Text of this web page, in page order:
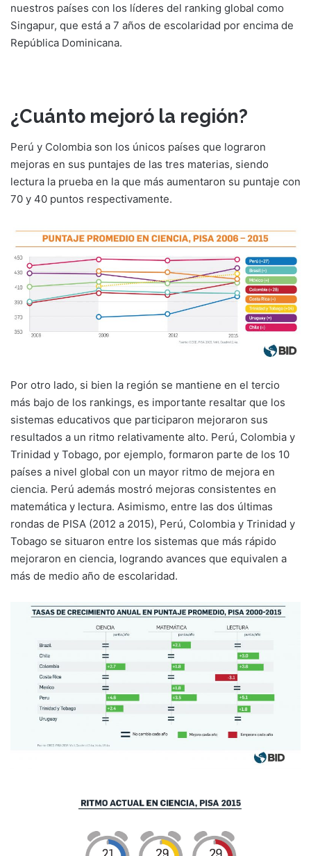
nuestros países con los líderes del ranking global como
Singapur, que está a 7 años de escolaridad por encima de
República Dominicana.
¿Cuánto mejoró la región?
Perú y Colombia son los únicos países que lograron
mejoras en sus puntajes de las tres materias, siendo
lectura la prueba en la que más aumentaron su puntaje con
70 y 40 puntos respectivamente.
Por otro lado, si bien la región se mantiene en el tercio
más bajo de los rankings, es importante resaltar que los
sistemas educativos que participaron mejoraron sus
resultados a un ritmo relativamente alto. Perú, Colombia y
Trinidad y Tobago, por ejemplo, formaron parte de los 10
países a nivel global con un mayor ritmo de mejora en
ciencia. Perú además mostró mejoras consistentes en
matemática y lectura. Asimismo, entre las dos últimas
rondas de PISA (2012 a 2015), Perú, Colombia y Trinidad y
Tobago se situaron entre los sistemas que más rápido
mejoraron en ciencia, logrando avances que equivalen a
más de medio año de escolaridad.